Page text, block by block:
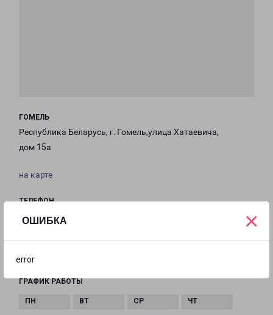
ОШИБКА
error
×
ГОМЕЛЬ
Республика Беларусь, г. Гомель,улица Хатаевича,
дом 15а
на карте
ТЕЛЕФОН
+375-29-800-77-78
EMAIL
gomel-fr@pecom.ru
ГРАФИК РАБОТЫ